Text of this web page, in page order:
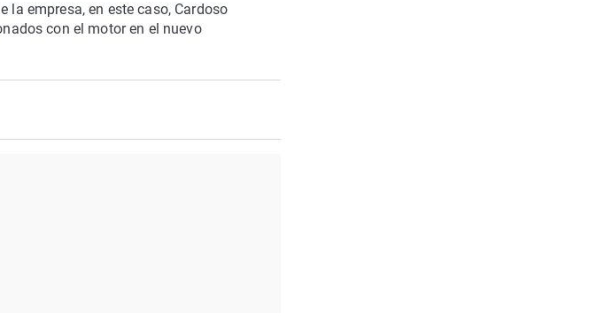
la empresa, en este caso, Cardoso
con el motor en el nuevo